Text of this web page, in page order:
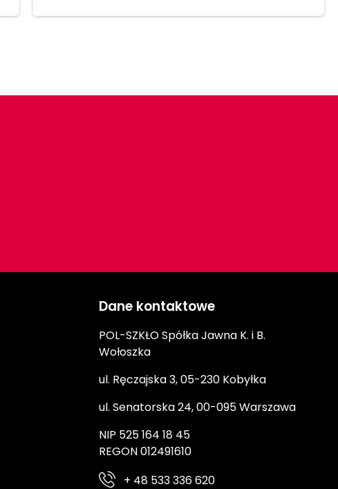
Dane kontaktowe
POL-SZKŁO Spółka Jawna K. i B.
Wołoszka
ul. Ręczajska 3, 05-230 Kobyłka
ul. Senatorska 24, 00-095 Warszawa
NIP 525 164 18 45
REGON 012491610
+ 48 533 336 620